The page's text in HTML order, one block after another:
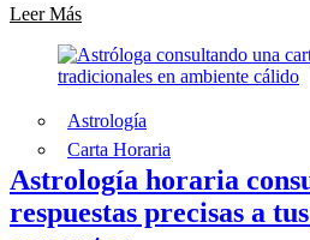
Leer Más
Astrología
Carta Horaria
Astrología horaria
respuestas precisas a